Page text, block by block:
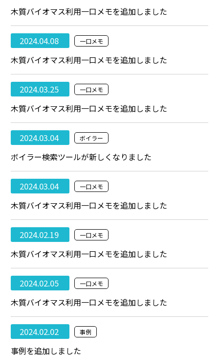
木質バイオマス利用一口メモを追加しました
2024.04.08 一口メモ
木質バイオマス利用一口メモを追加しました
2024.03.25 一口メモ
木質バイオマス利用一口メモを追加しました
2024.03.04 ボイラー
ボイラー検索ツールが新しくなりました
2024.03.04 一口メモ
木質バイオマス利用一口メモを追加しました
2024.02.19 一口メモ
木質バイオマス利用一口メモを追加しました
2024.02.05 一口メモ
木質バイオマス利用一口メモを追加しました
2024.02.02 事例
事例を追加しました